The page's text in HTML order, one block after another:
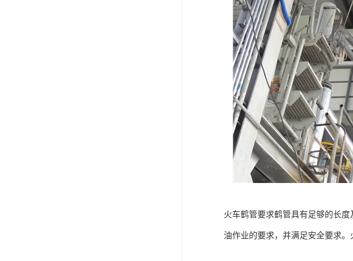
火车鹤管要求鹤管具有足够的长
油作业的要求，并满足安全要求。